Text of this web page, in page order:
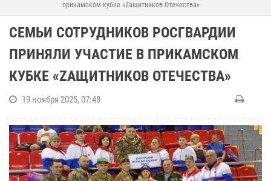
прикамском кубке «Zащитников Отечества»
СЕМЬИ СОТРУДНИКОВ РОСГВАРДИИ
ПРИНЯЛИ УЧАСТИЕ В ПРИКАМСКОМ
КУБКЕ «ZАЩИТНИКОВ ОТЕЧЕСТВА»
19 ноября 2025, 07:48